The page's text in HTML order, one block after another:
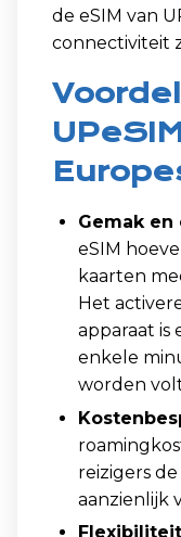
de eSIM van
connectiviteit
Gemak en
eSIM
kaarten
Het
apparaat is
enkele
worden
reizigers
aanzienlijk